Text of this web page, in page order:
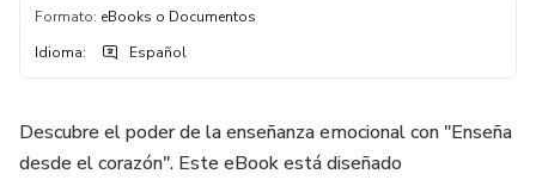
Formato: eBooks o Documentos
Idioma: Español
Descubre el poder de la enseñanza emocional con "Enseña
desde el corazón". Este eBook está diseñado